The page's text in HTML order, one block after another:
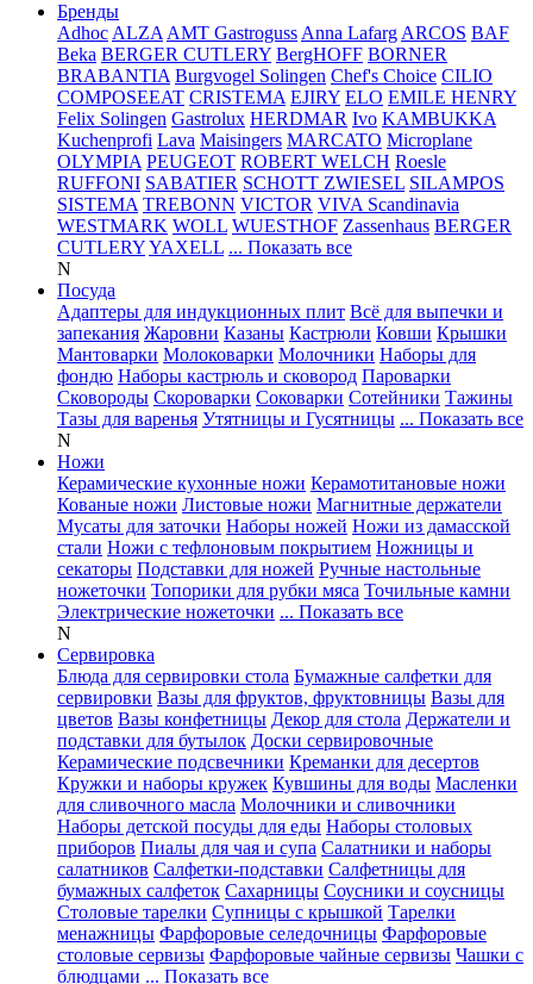
Бренды
Adhoc ALZA AMT Gastroguss Anna Lafarg ARCOS BAF
Beka BERGER CUTLERY BergHOFF BORNER
BRABANTIA Burgvogel Solingen Chef's Choice CILIO
COMPOSEEAT CRISTEMA EJIRY ELO EMILE HENRY
Felix Solingen Gastrolux HERDMAR Ivo KAMBUKKA
Kuchenprofi Lava Maisingers MARCATO Microplane
OLYMPIA PEUGEOT ROBERT WELCH Roesle
RUFFONI SABATIER SCHOTT ZWIESEL SILAMPOS
SISTEMA TREBONN VICTOR VIVA Scandinavia
WESTMARK WOLL WUESTHOF Zassenhaus BERGER
CUTLERYYAXELL ... Показать все
N
Посуда
Адаптеры для индукционных плит Всё для выпечки и
запекания Жаровни Казаны Кастрюли Ковши Крышки
Мантоварки Молоковарки Молочники Наборы для
фондю Наборы кастрюль и сковород Пароварки
Сковороды Скороварки Соковарки Сотейники Тажины
Тазы для варенья Утятницы и Гусятницы ... Показать все
N
Ножи
Керамические кухонные ножи Керамотитановые ножи
Кованые ножи Листовые ножи Магнитные держатели
Мусаты для заточки Наборы ножей Ножи из дамасской
стали Ножи с тефлоновым покрытием Ножницы и
секаторы Подставки для ножей Ручные настольные
ножеточки Топорики для рубки мяса Точильные камни
Электрические ножеточки ... Показать все
N
Сервировка
Блюда для сервировки стола Бумажные салфетки для
сервировки Вазы для фруктов, фруктовницы Вазы для
цветов Вазы конфетницы Декор для стола Держатели и
подставки для бутылок Доски сервировочные
Керамические подсвечники Креманки для десертов
Кружки и наборы кружек Кувшины для воды Масленки
для сливочного масла Молочники и сливочники
Наборы детской посуды для еды Наборы столовых
приборов Пиалы для чая и супа Салатники и наборы
салатников Салфетки-подставки Салфетницы для
бумажных салфеток Сахарницы Соусники и соусницы
Столовые тарелки Супницы с крышкой Тарелки
менажницы Фарфоровые селедочницы Фарфоровые
столовые сервизы Фарфоровые чайные сервизы Чашки с
блюдцами ... Показать все